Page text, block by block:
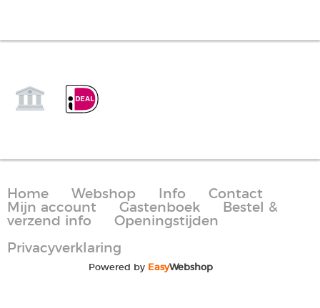
Home Webshop Info
Contact
Mijn account
Gastenboek
Bestel &
verzend info
Openingstijden
Privacyverklaring
Powered by EasyWebshop